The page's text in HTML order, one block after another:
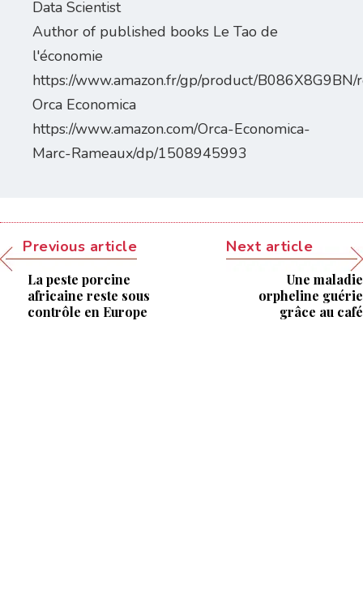
Data Scientist
Author of published books Le Tao de
l'économie
https://www.amazon.fr/gp/product/
Orca Economica
https://www.amazon.com/Orca-Economica-
Marc-Rameaux/dp/1508945993
Previous article
La peste porcine
africaine reste sous
contrôle en Europe
Next article
Une maladie
orpheline guérie
grâce au café